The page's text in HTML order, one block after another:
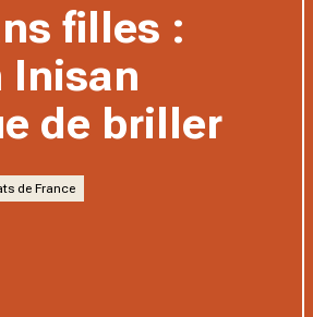
filles :
Inisan
de briller
de France